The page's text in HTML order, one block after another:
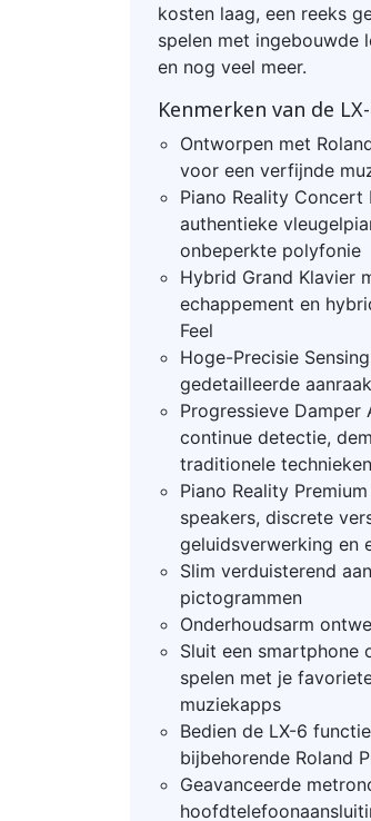
kosten laag, een reeks
spelen met ingebouwde
en nog veel meer.
Kenmerken van de
Ontworpen met
voor een verfijnde
Piano Reality
authentieke
onbeperkte polyfonie
Hybrid Grand Klavier
echappement en
Feel
Hoge-Precisie
gedetailleerde
Progressieve
continue detectie,
traditionele technieken
Piano Reality
speakers, discrete
geluidsverwerking en
Slim verduisterend
pictogrammen
Onderhoudsarm
Sluit een smartphone
spelen met je
muziekapps
Bedien de LX-6
bijbehorende Roland
Geavanceerde